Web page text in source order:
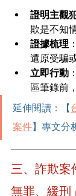
證明主觀
欺是不知情
證據梳理
還原受騙
立即行動
區筆錄前
延伸閱讀：【
案件】專文分
三、詐欺案
無罪、緩刑